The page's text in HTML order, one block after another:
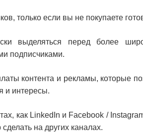
только если вы не покупаете
выделяться перед более
подписчиками.
контента и рекламы, которые
и интересы.
как LinkedIn и Facebook /
на других каналах.